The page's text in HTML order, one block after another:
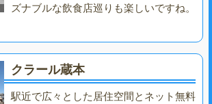
ズナブルな飲食店巡りも楽しいですね。
クラール蔵本
駅近で広々とした居住空間とネット無料